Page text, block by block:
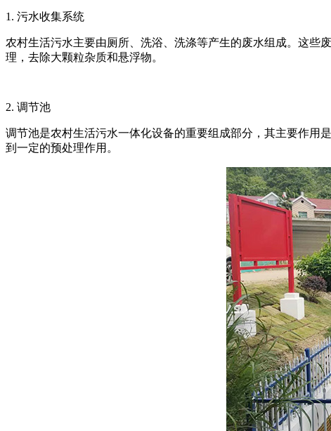
1. 污水收集系统
农村生活污水主要由厕所、洗浴、洗涤等产生的废水组成。这些
理，去除大颗粒杂质和悬浮物。
2. 调节池
调节池是农村生活污水一体化设备的重要组成部分，其主要作用
到一定的预处理作用。